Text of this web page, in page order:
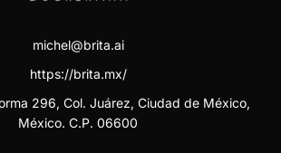
michel@brita.ai
https://brita.mx/
296, Col. Juárez, Ciudad de México,
México. C.P. 06600